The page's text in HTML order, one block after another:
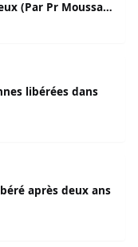
(Par Pr Moussa
libérées dans
après deux ans